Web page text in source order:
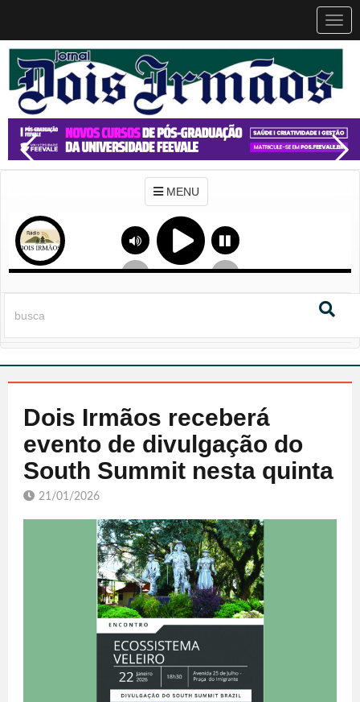
MENU
Dois Irmãos receberá
evento de divulgação do
South Summit nesta quinta
21/01/2026